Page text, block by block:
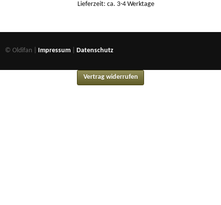
Lieferzeit: ca. 3-4 Werktage
© Oldifan | Impressum Datenschutz
Vertrag widerrufen